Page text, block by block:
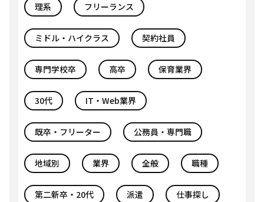
理系 フリーランス
ミドル・ハイクラス 契約社員
専門学校卒 高卒 保育業界
30代 IT・Web業界
既卒・フリーター 公務員・専門職
地域別 業界 全般 職種
第二新卒・20代 派遣 仕事探し